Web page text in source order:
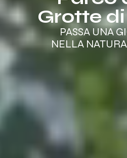
Grotte
PASSA UNA
NELLA